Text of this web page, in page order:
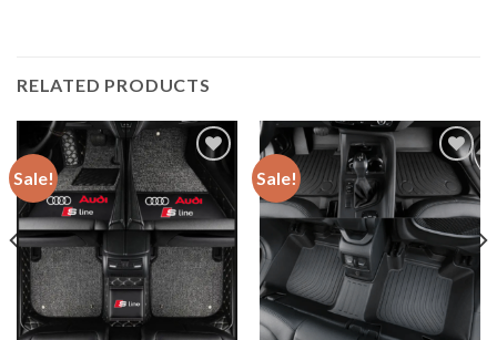
RELATED PRODUCTS
Sale!
Add to
wishlist
Sale!
Add to
wishlist